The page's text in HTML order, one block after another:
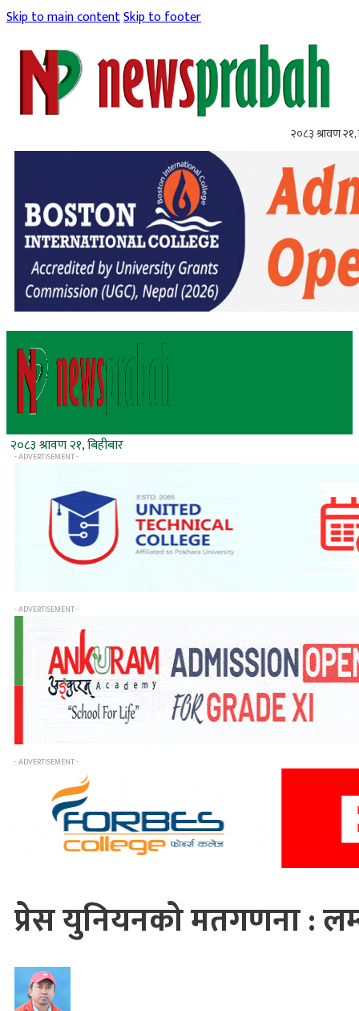
Skip to main contentSkip to footer
२०८३ श्रावण २१,
२०८३ श्रावण २१, बिहीबार
- ADVERTISEMENT -
- ADVERTISEMENT -
- ADVERTISEMENT -
प्रेस युनियनको मतगणना :